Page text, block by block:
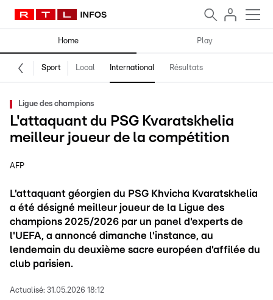
Home Play
Sport Local International Résultats
Ligue des champions
L'attaquant du PSG Kvaratskhelia
meilleur joueur de la compétition
AFP
L'attaquant géorgien du PSG Khvicha Kvaratskhelia
a été désigné meilleur joueur de la Ligue des
champions 2025/2026 par un panel d'experts de
l'UEFA, a annoncé dimanche l'instance, au
lendemain du deuxième sacre européen d'affilée du
club parisien.
Actualisé: 31.05.2026 18:12